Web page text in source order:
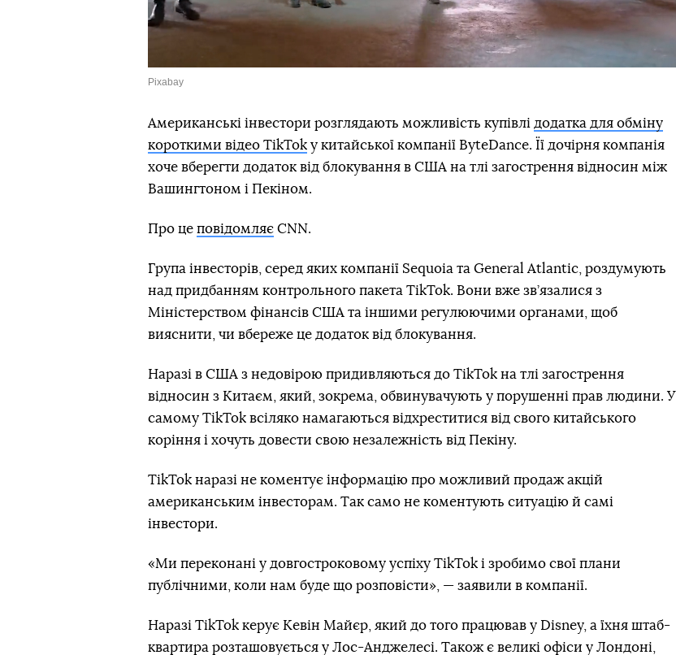
Pixabay
Американські інвестори розглядають можливість купівлі додатка для обміну
короткими відео TikTok у китайської компанії ByteDance. Її дочірня компанія
хоче вберегти додаток від блокування в США на тлі загострення відносин між
Вашингтоном і Пекіном.
Про це повідомляє CNN.
Група інвесторів, серед яких компанії Sequoia та General Atlantic, роздумують
над придбанням контрольного пакета TikTok. Вони вже зв’язалися з
Міністерством фінансів США та іншими регулюючими органами, щоб
вияснити, чи вбереже це додаток від блокування.
Наразі в США з недовірою придивляються до TikTok на тлі загострення
відносин з Китаєм, який, зокрема, обвинувачують у порушенні прав людини. У
самому TikTok всіляко намагаються відхреститися від свого китайського
коріння і хочуть довести свою незалежність від Пекіну.
TikTok наразі не коментує інформацію про можливий продаж акцій
американським інвесторам. Так само не коментують ситуацію й самі
інвестори.
«Ми переконані у довгостроковому успіху TikTok і зробимо свої плани
публічними, коли нам буде що розповісти», — заявили в компанії.
Наразі TikTok керує Кевін Майєр, який до того працював у Disney, а їхня штаб-
квартира розташовується у Лос-Анджелесі. Також є великі офіси у Лондоні,